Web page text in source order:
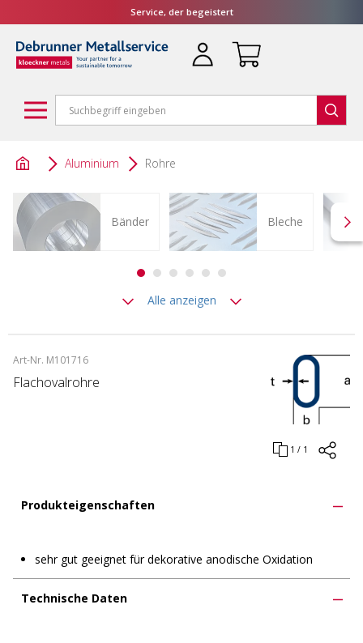
Service, der begeistert
Aluminium Rohre
Bänder Bleche
Alle anzeigen
Art-Nr. M101716
1 / 1
Flachovalrohre
Produkteigenschaften
sehr gut geeignet für dekorative anodische Oxidation
Technische Daten